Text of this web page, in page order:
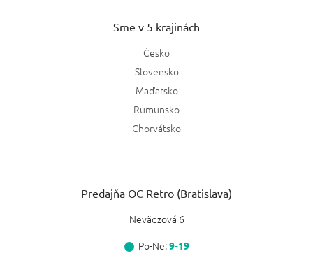
Sme v 5 krajinách
Česko
Slovensko
Maďarsko
Rumunsko
Chorvátsko
Predajňa OC Retro (Bratislava)
Nevädzová 6
Po-Ne:9-19